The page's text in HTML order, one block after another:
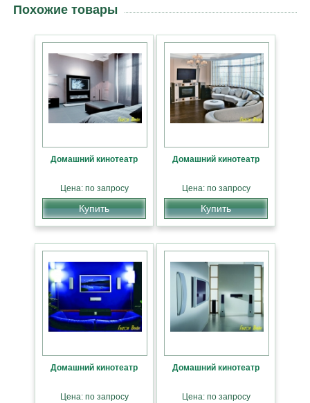
Похожие товары
Домашний кинотеатр
Цена: по запросу
Купить
Домашний кинотеатр
Цена: по запросу
Купить
Домашний кинотеатр
Цена: по запросу
Домашний кинотеатр
Цена: по запросу